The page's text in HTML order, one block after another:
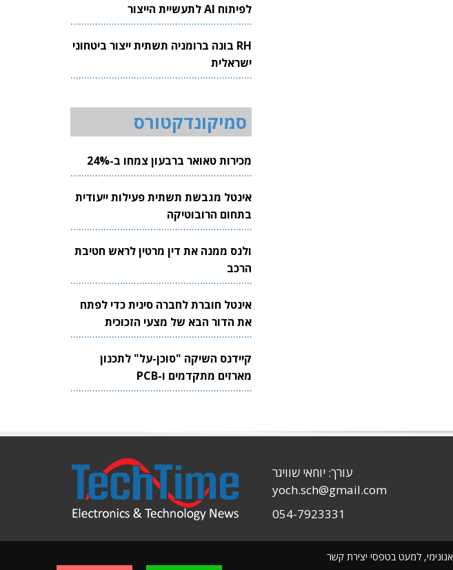
לפיתוח AI לתעשיית הייצור
RH בונה ברומניה תשתית ייצור ביטחוני
ישראלית
סמיקונדקטורס
מכירות טאואר ברבעון צמחו ב-24%
אינטל מגבשת תשתית פעילות ייעודית
בתחום הרובוטיקה
ולנס ממנה את דין מרטין לראש חטיבת
הרכב
אינטל חוברת לחברה סינית כדי לפתח
את הדור הבא של מצעי הזכוכית
לשבבים
קיידנס השיקה "סוכן-על" לתכנון
מארזים מתקדמים ו-PCB
אנונימי, למעט בטפסי יצירת קשר
עורך: יוחאי שוויגר
yoch.sch@gmail.com
054-7923331